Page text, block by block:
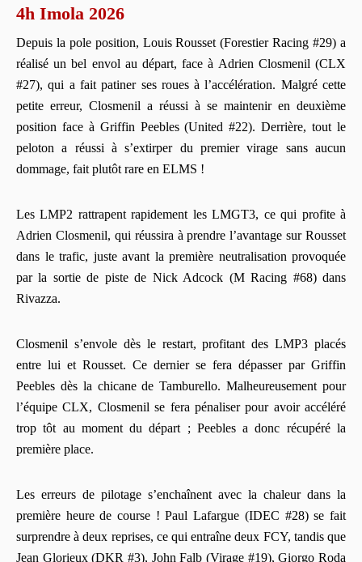
4h Imola 2026
Depuis la pole position, Louis Rousset (Forestier Racing #29) a
réalisé un bel envol au départ, face à Adrien Closmenil (CLX
#27), qui a fait patiner ses roues à l’accélération. Malgré cette
petite erreur, Closmenil a réussi à se maintenir en deuxième
position face à Griffin Peebles (United #22). Derrière, tout le
peloton a réussi à s’extirper du premier virage sans aucun
dommage, fait plutôt rare en ELMS !
Les LMP2 rattrapent rapidement les LMGT3, ce qui profite à
Adrien Closmenil, qui réussira à prendre l’avantage sur Rousset
dans le trafic, juste avant la première neutralisation provoquée
par la sortie de piste de Nick Adcock (M Racing #68) dans
Rivazza.
Closmenil s’envole dès le restart, profitant des LMP3 placés
entre lui et Rousset. Ce dernier se fera dépasser par Griffin
Peebles dès la chicane de Tamburello. Malheureusement pour
l’équipe CLX, Closmenil se fera pénaliser pour avoir accéléré
trop tôt au moment du départ ; Peebles a donc récupéré la
première place.
Les erreurs de pilotage s’enchaînent avec la chaleur dans la
première heure de course ! Paul Lafargue (IDEC #28) se fait
surprendre à deux reprises, ce qui entraîne deux FCY, tandis que
Jean Glorieux (DKR #3), John Falb (Virage #19), Giorgo Roda